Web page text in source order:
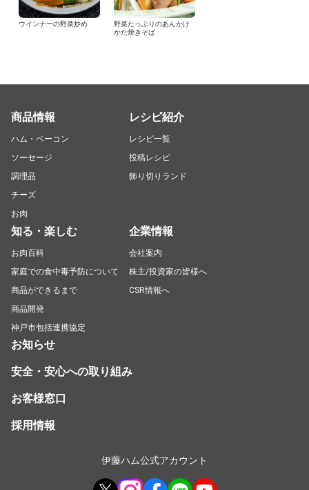
ウインナーの野菜炒め
野菜たっぷりのあんかけ
かた焼きそば
商品情報
ハム・ベーコン
ソーセージ
調理品
チーズ
お肉
レシピ紹介
レシピ一覧
投稿レシピ
飾り切りランド
知る・楽しむ
お肉百科
家庭での食中毒予防について
商品ができるまで
商品開発
神戸市包括連携協定
企業情報
会社案内
株主/投資家の皆様へ
CSR情報へ
お知らせ
安全・安心への取り組み
お客様窓口
採用情報
伊藤ハム公式アカウント